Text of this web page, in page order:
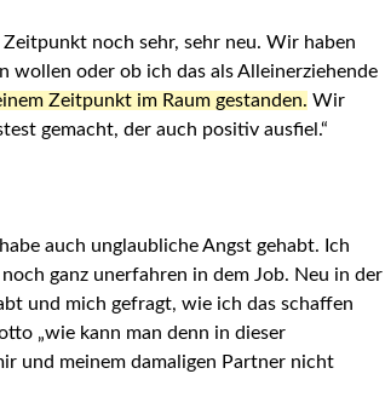
noch sehr, sehr neu. Wir haben
wollen oder ob ich das als Alleinerziehende
Zeitpunkt im Raum gestanden. Wir
gemacht, der auch positiv ausfiel.“
auch unglaubliche Angst gehabt. Ich
ganz unerfahren in dem Job. Neu in der
und mich gefragt, wie ich das schaffen
„wie kann man denn in dieser
und meinem damaligen Partner nicht